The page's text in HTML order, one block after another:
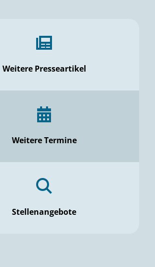
Weitere Presseartikel
Weitere Termine
Stellenangebote